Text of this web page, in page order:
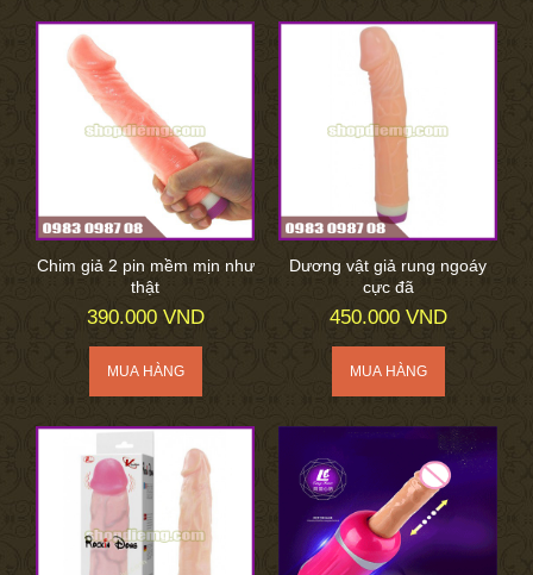
Chim giả 2 pin mềm mịn như
thật
390.000 VND
Dương vật giả rung ngoáy
cực đã
450.000 VND